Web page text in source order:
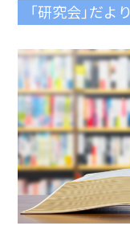
「研究会」だより